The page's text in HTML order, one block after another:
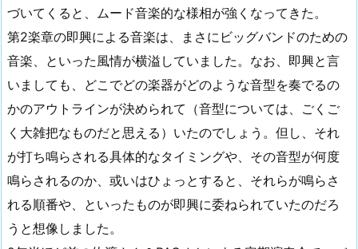
づいてくると、ムード音楽的な様相が強くなってきた。
第2楽章の即興による音楽は、まさにビッグバンドのための
音楽、といった風情が横溢していました。なお、即興と言
いましても、どこでどの楽器がどのような音型を奏でるの
かのアウトラインが決められて（音型については、ごくご
く大雑把なものだと思える）いたのでしょう。但し、それ
が打ち鳴らされる具体的なタイミングや、その音型が何度
鳴らされるのか、或いはひょっとすると、それらが鳴らさ
れる順番や、といったものが即興に委ねられていたのだろ
うと想像しました。